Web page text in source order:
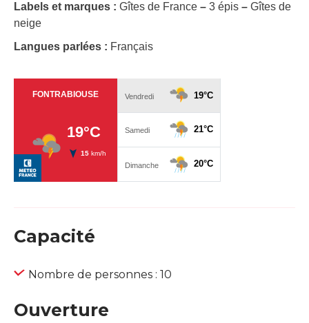
Labels et marques : Gîtes de France – 3 épis – Gîtes de
neige
Langues parlées : Français
Capacité
Nombre de personnes : 10
Ouverture